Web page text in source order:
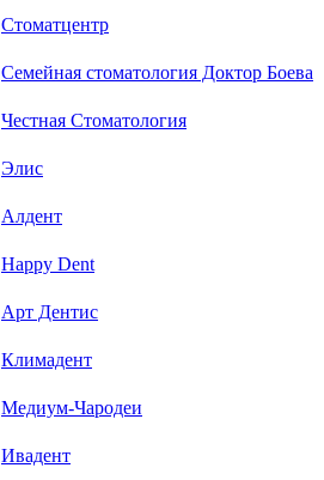
Стоматцентр
Семейная стоматология Доктор Боева
Честная Стоматология
Элис
Алдент
Happy Dent
Арт Дентис
Климадент
Медиум-Чародеи
Ивадент